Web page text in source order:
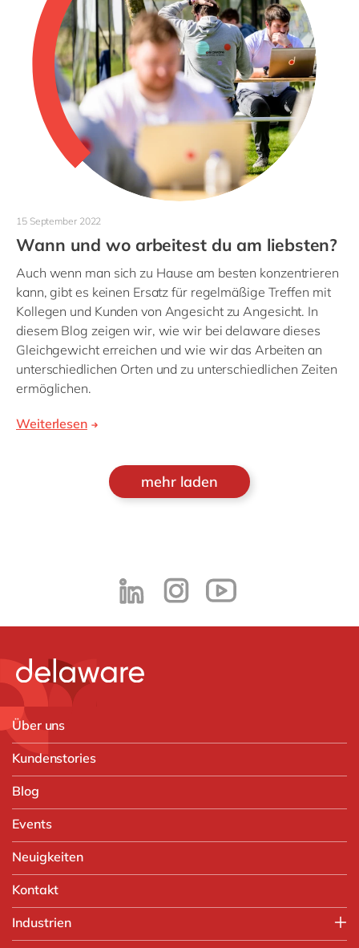
15 September 2022
Wann und wo arbeitest du am liebsten?
Auch wenn man sich zu Hause am besten konzentrieren
kann, gibt es keinen Ersatz für regelmäßige Treffen mit
Kollegen und Kunden von Angesicht zu Angesicht. In
diesem Blog zeigen wir, wie wir bei delaware dieses
Gleichgewicht erreichen und wie wir das Arbeiten an
unterschiedlichen Orten und zu unterschiedlichen Zeiten
ermöglichen.
Weiterlesen
mehr laden
Über uns
Kundenstories
Blog
Events
Neuigkeiten
Kontakt
Industrien